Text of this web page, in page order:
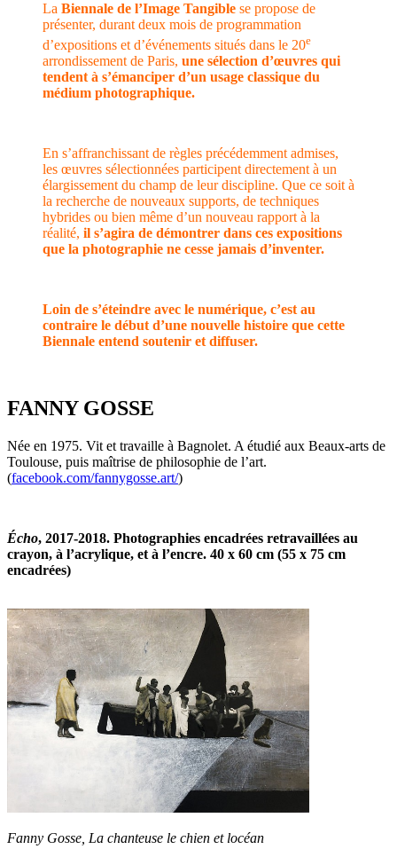
La Biennale de l’Image Tangible se propose de
présenter, durant deux mois de programmation
d’expositions et d’événements situés dans le 20e
arrondissement de Paris, une sélection d’œuvres qui
tendent à s’émanciper d’un usage classique du
médium photographique.
En s’affranchissant de règles précédemment admises,
les œuvres sélectionnées participent directement à un
élargissement du champ de leur discipline. Que ce soit à
la recherche de nouveaux supports, de techniques
hybrides ou bien même d’un nouveau rapport à la
réalité, il s’agira de démontrer dans ces expositions
que la photographie ne cesse jamais d’inventer.
Loin de s’éteindre avec le numérique, c’est au
contraire le début d’une nouvelle histoire que cette
Biennale entend soutenir et diffuser.
FANNY GOSSE
Née en 1975. Vit et travaille à Bagnolet. A étudié aux Beaux-arts de
Toulouse, puis maîtrise de philosophie de l’art.
(facebook.com/fannygosse.art/)
Écho, 2017-2018. Photographies encadrées retravaillées au
crayon, à l’acrylique, et à l’encre. 40 x 60 cm (55 x 75 cm
encadrées)
Fanny Gosse, La chanteuse le chien et locéan